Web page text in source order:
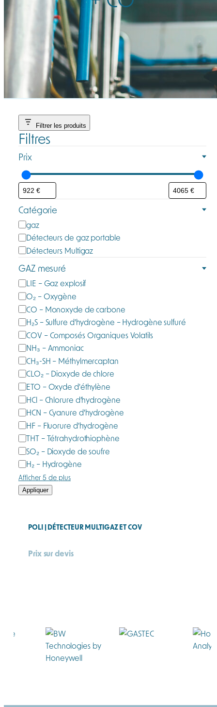
Filtrer les produits
Filtres
Prix
Catégorie
C
a
t
é
g
o
i
e
gaz
Détecteurs de gaz portable
Détecteurs Multigaz
GAZ mesuré
G
a
z
m
e
s
u
r
é
LIE – Gaz explosif
O₂ – Oxygène
CO – Monoxyde de carbone
H₂S – Sulfure d'hydrogène – Hydrogène sulfuré
COV – Composés Organiques Volatils
NH₃ – Ammoniac
CH₃-SH – Méthylmercaptan
CLO₂ – Dioxyde de chlore
ETO – Oxyde d'éthylène
HCl – Chlorure d’hydrogène
HCN – Cyanure d'hydrogène
HF – Fluorure d'hydrogène
THT – Tétrahydrothiophène
SO₂ – Dioxyde de soufre
H₂ – Hydrogène
Afficher 5 de plus
Appliquer
POLI | DÉTECTEUR MULTIGAZ ET COV
Prix sur devis